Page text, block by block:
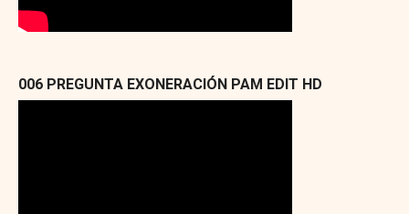
006 PREGUNTA EXONERACIÓN PAM EDIT HD